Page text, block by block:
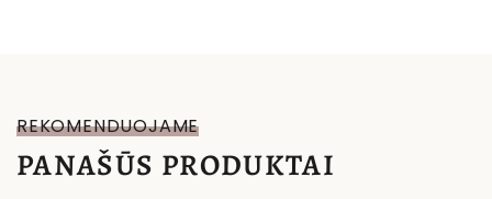
REKOMENDUOJAME
PANAŠŪS PRODUKTAI